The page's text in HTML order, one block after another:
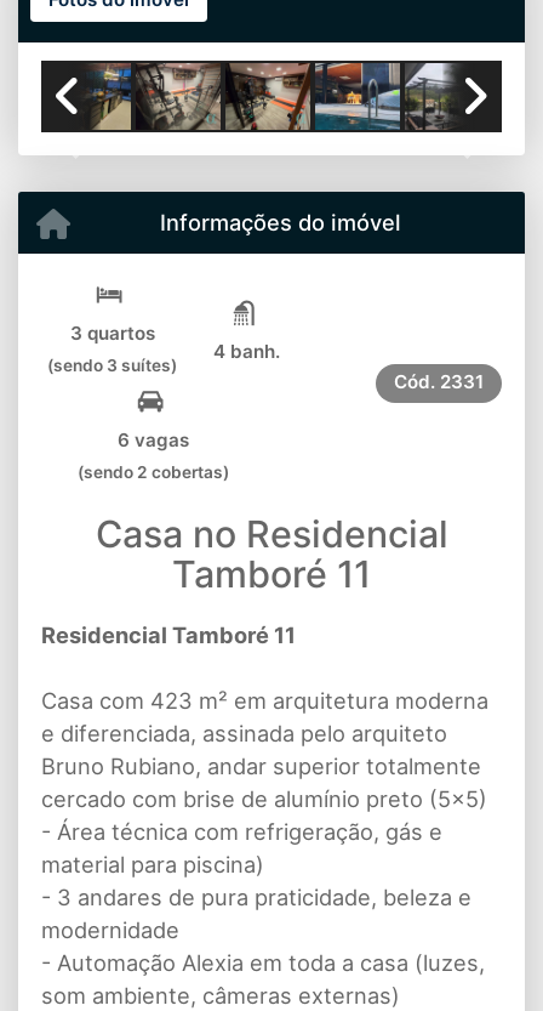
Informações do imóvel
3 quartos
(sendo 3 suítes)
4 banh.
6 vagas
(sendo 2 cobertas)
Cód. 2331
Casa no Residencial
Tamboré 11
Residencial Tamboré 11
Casa com 423 m² em arquitetura moderna
e diferenciada, assinada pelo arquiteto
Bruno Rubiano, andar superior totalmente
cercado com brise de alumínio preto (5x5)
- Área técnica com refrigeração, gás e
material para piscina)
- 3 andares de pura praticidade, beleza e
modernidade
- Automação Alexia em toda a casa (luzes,
som ambiente, câmeras externas)